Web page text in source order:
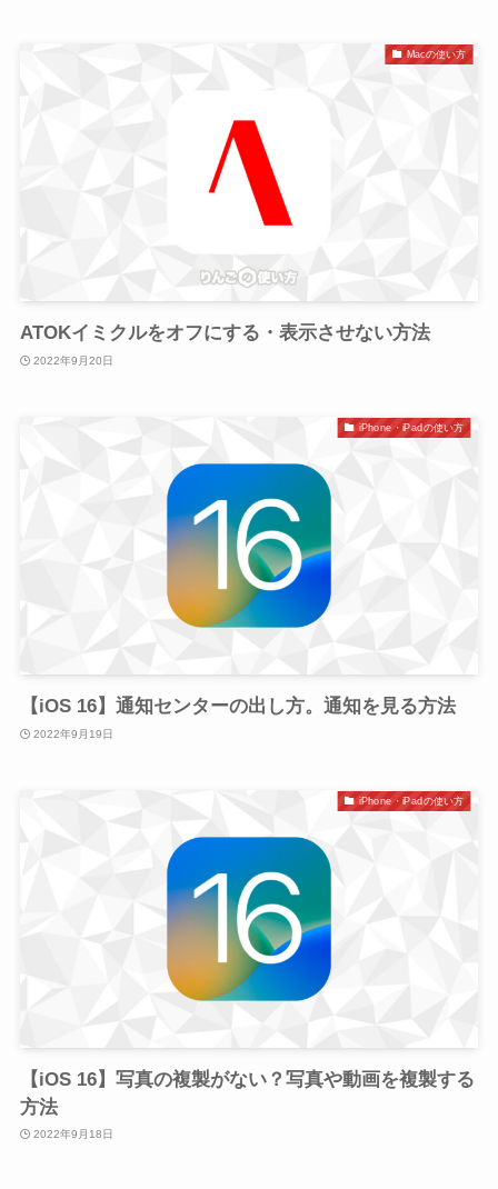
Macの使い方
ATOKイミクルをオフにする・表示させない方法
2022年9月20日
iPhone・iPadの使い方
【iOS 16】通知センターの出し方。通知を見る方法
2022年9月19日
iPhone・iPadの使い方
【iOS 16】写真の複製がない？写真や動画を複製する
方法
2022年9月18日